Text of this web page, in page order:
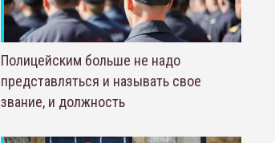
Полицейским больше не надо
представляться и называть свое
звание, и должность